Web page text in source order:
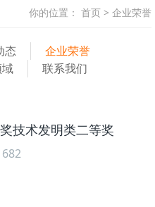
你的位置： 首页 > 企业荣誉
态
企业荣誉
联系我们
技术发明类二等奖
682